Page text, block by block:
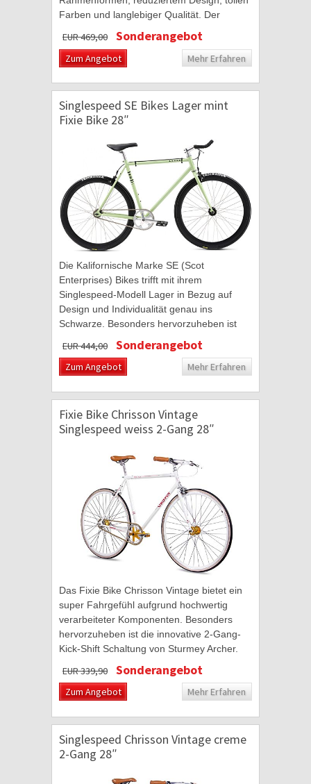
Farben und langlebiger Qualität. Der
geschweißte Stahlrahmen besticht durch
matt roter...
EUR 469,00 Sonderangebot
Zum Angebot Mehr Erfahren
Singlespeed SE Bikes Lager mint
Fixie Bike 28″
Die Kalifornische Marke SE (Scot
Enterprises) Bikes trifft mit ihrem
Singlespeed-Modell Lager in Bezug auf
Design und Individualität genau ins
Schwarze. Besonders hervorzuheben ist
sowie der...
EUR 444,00 Sonderangebot
Zum Angebot Mehr Erfahren
Fixie Bike Chrisson Vintage
Singlespeed weiss 2-Gang 28″
Das Fixie Bike Chrisson Vintage bietet ein
super Fahrgefühl aufgrund hochwertig
verarbeiteter Komponenten. Besonders
hervorzuheben ist die innovative 2-Gang-
Kick-Shift Schaltung von Sturmey Archer.
einen...
EUR 339,90 Sonderangebot
Zum Angebot Mehr Erfahren
Singlespeed Chrisson Vintage creme
2-Gang 28″